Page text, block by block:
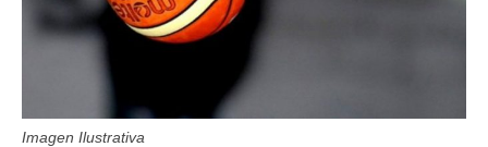
Imagen Ilustrativa